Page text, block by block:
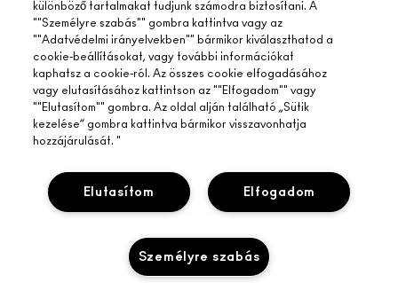
különböző tartalmakat tudjunk számodra biztosítani. A
""Személyre szabás"" gombra kattintva vagy az
""Adatvédelmi irányelvekben"" bármikor kiválaszthatod a
cookie-beállításokat, vagy további információkat
kaphatsz a cookie-ról. Az összes cookie elfogadásához
vagy elutasításához kattintson az ""Elfogadom"" vagy
""Elutasítom"" gombra. Az oldal alján található „Sütik
kezelése” gombra kattintva bármikor visszavonhatja
hozzájárulását. "
Elfogadom
Elutasítom
Személyre szabás